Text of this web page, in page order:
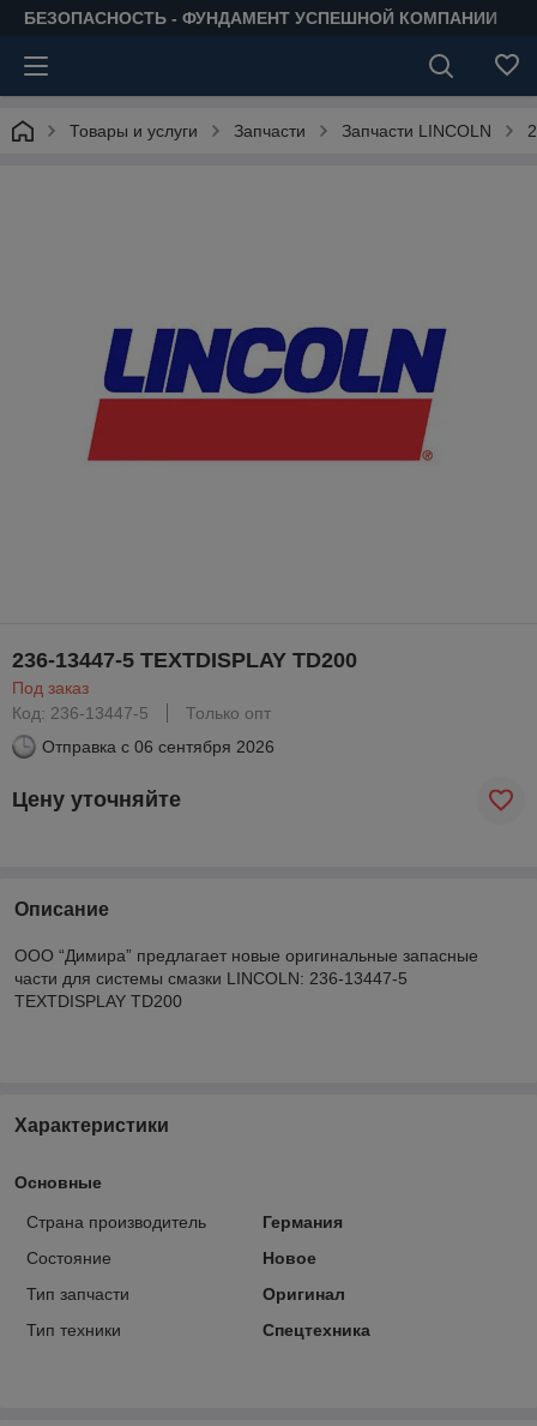
БЕЗОПАСНОСТЬ - ФУНДАМЕНТ УСПЕШНОЙ КОМПАНИИ
Товары и услуги Запчасти Запчасти LINCOLN
236-13447-5 TEXTDISPLAY TD200
Под заказ
Код: 236-13447-5
Только опт
Отправка с 06 сентября 2026
Цену уточняйте
Описание
ООО “Димира” предлагает новые оригинальные запасные
части для системы смазки LINCOLN: 236-13447-5
TEXTDISPLAY TD200
Характеристики
Основные
Страна производитель
Германия
Состояние
Новое
Тип запчасти
Оригинал
Тип техники
Спецтехника